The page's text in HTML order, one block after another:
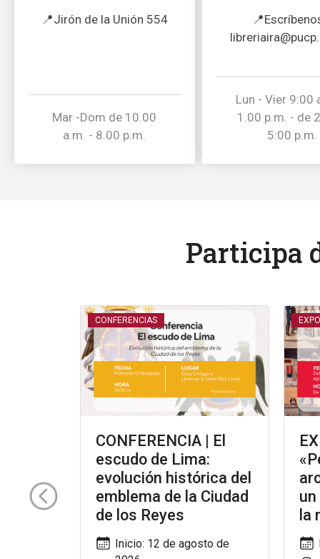
📍Jirón de la Unión 554
Mar -Dom de 10.00
a.m. - 8.00 p.m.
Lun - Vier 9:00
1.00 p.m. - de
5:00 p.m.
Participa
CONFERENCIAS
CONFERENCIA | El
escudo de Lima:
evolución histórica del
emblema de la Ciudad
de los Reyes
Inicio: 12 de agosto de
la